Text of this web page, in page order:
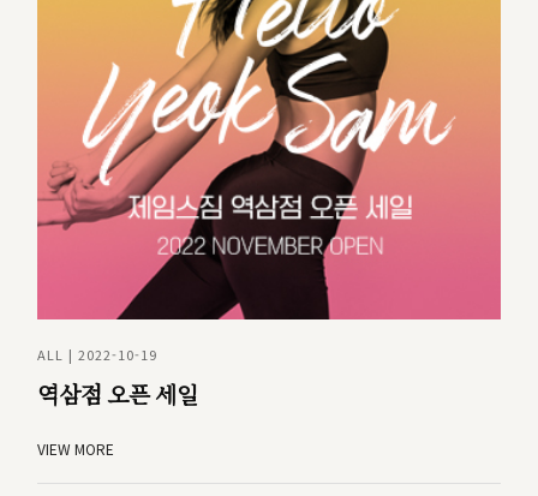
ALL | 2022-10-19
역삼점 오픈 세일
VIEW MORE